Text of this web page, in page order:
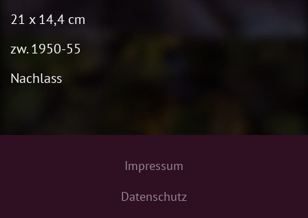
21 x 14,4 cm
zw. 1950-55
Nachlass
Impressum
Datenschutz